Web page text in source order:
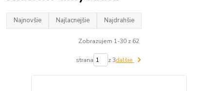
Najnovšie Najlacnejšie Najdrahšie
Zobrazujem 1-30 z 62
strana z 3ďalšie